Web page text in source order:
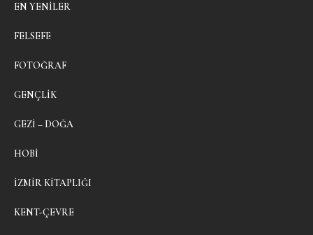
EN YENILER
FELSEFE
FOTOĞRAF
GENÇLIK
GEZI – DOĞA
HOBI
İZMIR KITAPLIĞI
KENT-ÇEVRE